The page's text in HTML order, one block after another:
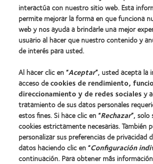
Tecnología de lentes de contacto
Lentes de contacto y visión
Usuario con experiencia
Acerca de CooperVision
Carreras
Noticias
Contacto
interactúa con nuestro sitio web. Esta
permite mejorar la forma en que funciona
web y nos ayuda a brindarle una mejor
usuario al hacer que nuestro contenido y
de interés para usted.
Al hacer clic en “Aceptar”, usted acepta la
acceso decookies de rendimiento,
direccionamiento y de redes socialesy
tratamiento de sus datos personales
estos fines. Si hace clic en “Rechazar”, solo
cookies estrictamente necesarias. También
personalizar sus preferencias de privacidad
datos haciendo clic en “Configuración
continuación. Para obtener más